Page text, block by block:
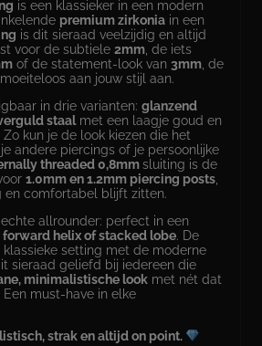
is een klassieker in een modern
premium zirkonia in een
is dit sieraad veelzijdig en altijd
voor de subtiele2mm , de iets
of de statement-look van3mm , de
aan jouw stijl aan.
in drie varianten:glanzend
staalmet een laagje goud en
Zo kun je de look kiezen die het
andere piercings of je persoonlijke
threaded 0,8mmsluiting is de
1.0mm en 1.2mm piercing posts
en comfortabel blijft zitten.
allrounder: perfect in een
helix of stacked lobe. De
setting met de moderne
sieraad geliefd bij iedereen die
minimalistische look met nét dat
must-have in elke
strak en altijd on point.